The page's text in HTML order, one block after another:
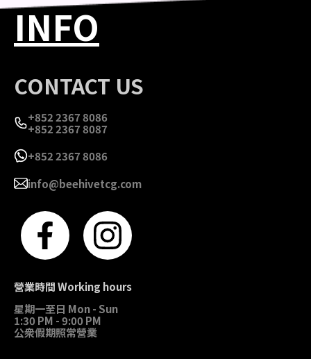
INFO
CONTACT US
+852 2367 8086
+852 2367 8087
+852 2367 8086
info@beehivetcg.com
營業時間 Working hours
星期一至日 Mon - Sun
1:30 PM - 9:00 PM
公衆假期照常營業